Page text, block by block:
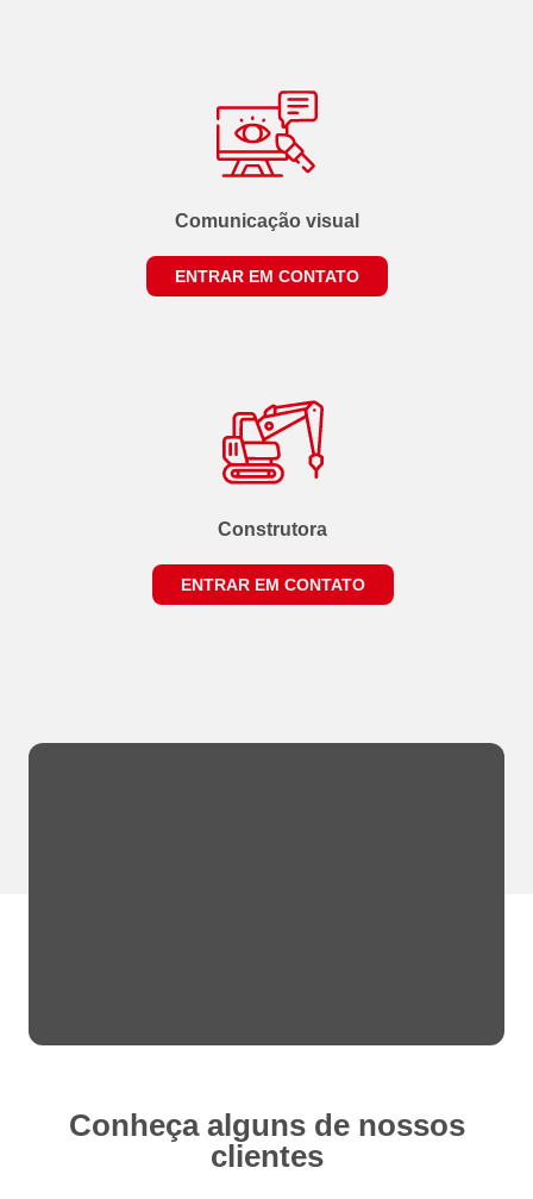
Comunicação visual
ENTRAR EM CONTATO
Construtora
ENTRAR EM CONTATO
Conheça alguns de nossos
clientes